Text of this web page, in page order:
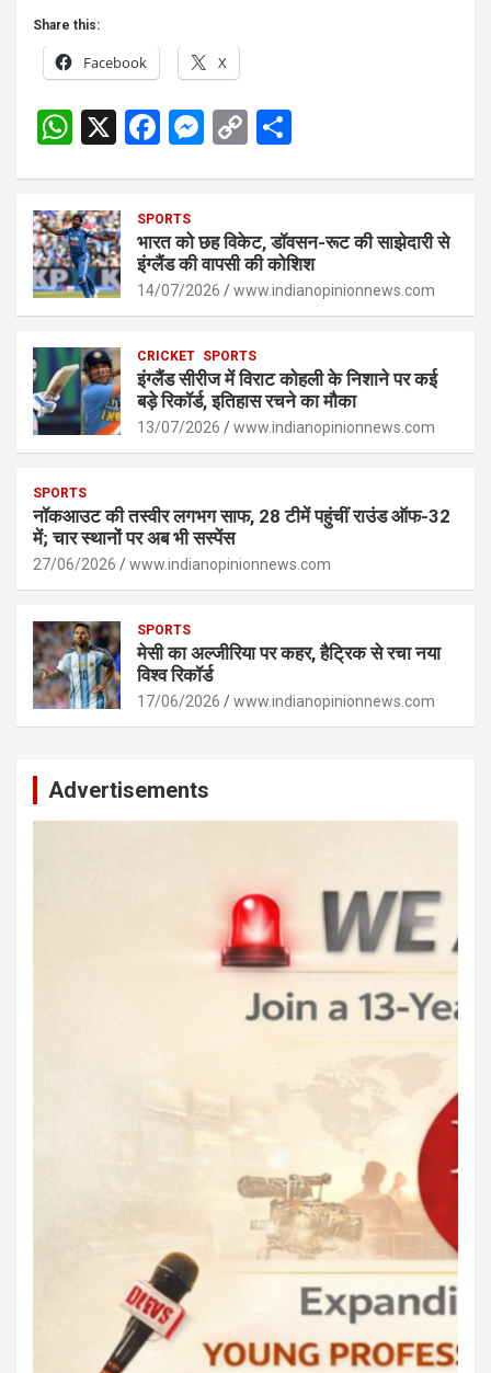
Share this:
Facebook X
W
s
A
p
p
X
F
b
o
o
M
n
g
er
C
Li
n
k
e
SPORTS
भारत को छह विकेट, डॉवसन-रूट की साझेदारी से
इंग्लैंड की वापसी की कोशिश
14/07/2026 www.indianopinionnews.com
CRICKET SPORTS
इंग्लैंड सीरीज में विराट कोहली के निशाने पर कई
बड़े रिकॉर्ड, इतिहास रचने का मौका
13/07/2026 www.indianopinionnews.com
SPORTS
नॉकआउट की तस्वीर लगभग साफ, 28 टीमें पहुंचीं राउंड ऑफ-32
में; चार स्थानों पर अब भी सस्पेंस
27/06/2026 www.indianopinionnews.com
SPORTS
मेसी का अल्जीरिया पर कहर, हैट्रिक से रचा नया
विश्व रिकॉर्ड
17/06/2026 www.indianopinionnews.com
Advertisements